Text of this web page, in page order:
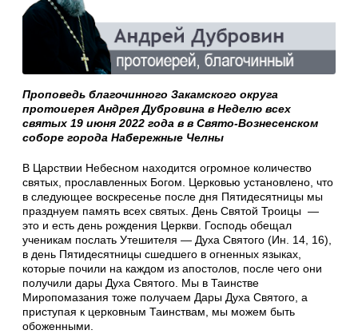
Проповедь благочинного Закамского округа
протоиерея Андрея Дубровина в Неделю всех
святых 19 июня 2022 года в в Свято-Вознесенском
соборе города Набережные Челны
В Царствии Небесном находится огромное количество
святых, прославленных Богом. Церковью установлено, что
в следующее воскресенье после дня Пятидесятницы мы
празднуем память всех святых. День Святой Троицы —
это и есть день рождения Церкви. Господь обещал
ученикам послать Утешителя — Духа Святого (Ин. 14, 16),
в день Пятидесятницы сшедшего в огненных языках,
которые почили на каждом из апостолов, после чего они
получили дары Духа Святого. Мы в Таинстве
Миропомазания тоже получаем Дары Духа Святого, а
приступая к церковным Таинствам, мы можем быть
обоженными.